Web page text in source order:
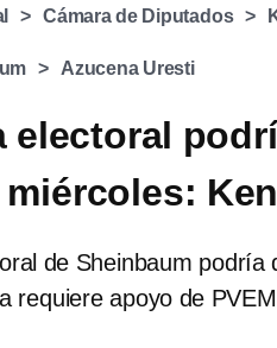
Cámara de Diputados
Azucena Uresti
electoral
de Sheinbaum podría
requiere apoyo de